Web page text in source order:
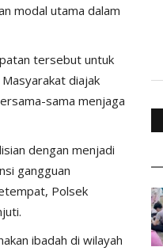
modal utama dalam
tersebut untuk
diajak
sama menjaga
dengan menjadi
gangguan
Polsek
ibadah di wilayah